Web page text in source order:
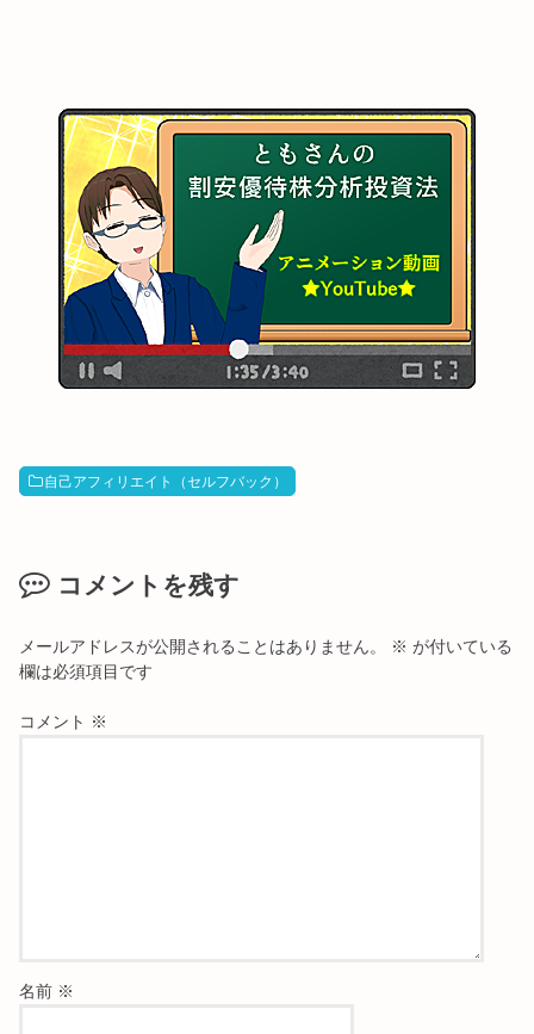
自己アフィリエイト（セルフバック）
コメントを残す
メールアドレスが公開されることはありません。 ※ が付いている
欄は必須項目です
コメント ※
名前 ※